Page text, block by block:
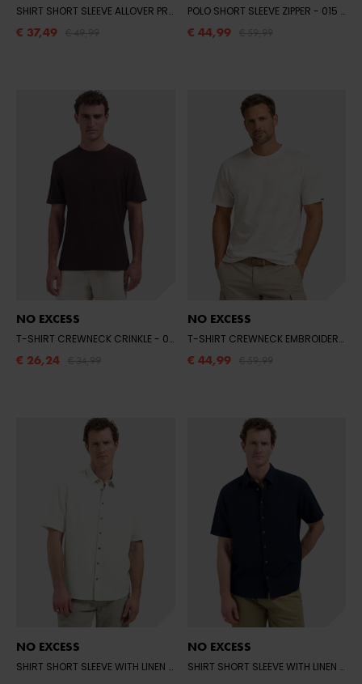
SHIRT SHORT SLEEVE ALLOVER PRINTED - 010 WHITE
€ 37,49
POLO SHORT SLEEVE ZIPPER - 015 SAND
€ 44,99
NO EXCESS
T-SHIRT CREWNECK CRINKLE - 042 DARK BROWN
€ 26,24
NO EXCESS
T-SHIRT CREWNECK EMBROIDERY AOP
€ 44,99
NO EXCESS
SHIRT SHORT SLEEVE WITH LINEN
- 057 SEAGREEN
NO EXCESS
SHIRT SHORT SLEEVE WITH LINEN
-